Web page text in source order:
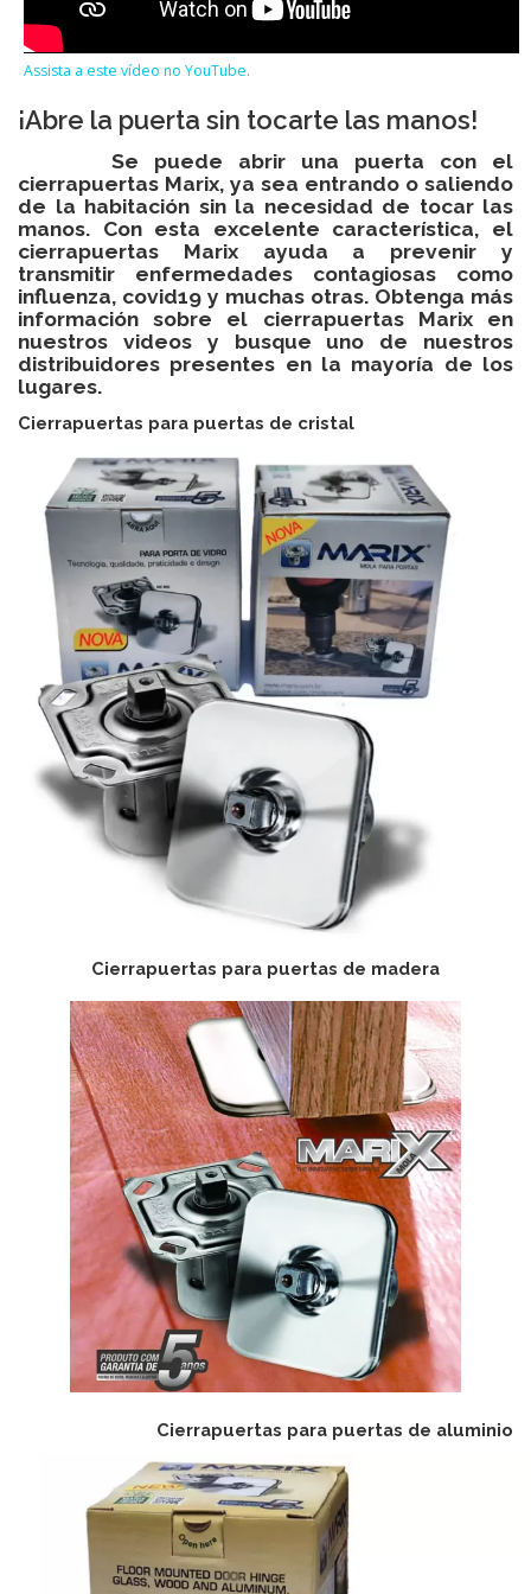
Assista a este vídeo no YouTube.
¡Abre la puerta sin tocarte las manos!
Se puede abrir una puerta con el
cierrapuertas Marix, ya sea entrando o saliendo
de la habitación sin la necesidad de tocar las
manos. Con esta excelente característica, el
cierrapuertas Marix ayuda a prevenir y
transmitir enfermedades contagiosas como
influenza, covid19 y muchas otras. Obtenga más
información sobre el cierrapuertas Marix en
nuestros videos y busque uno de nuestros
distribuidores presentes en la mayoría de los
lugares.
Cierrapuertas para puertas de cristal
Cierrapuertas para puertas de madera
Cierrapuertas para puertas de aluminio